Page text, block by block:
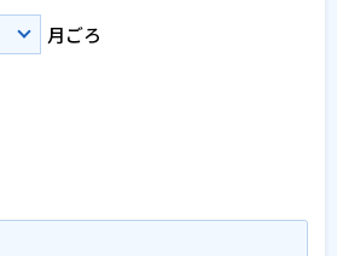
月ごろ